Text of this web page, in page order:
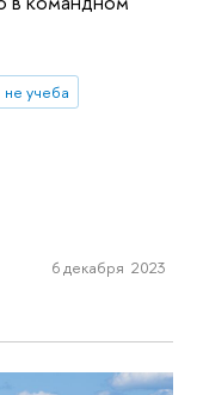
не учеба
6 декабря 2023